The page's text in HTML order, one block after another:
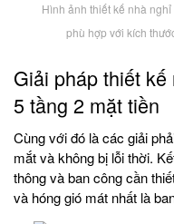
Hình ảnh thiết kế nhà
phù hợp với kích
Giải pháp thiết
5 tầng 2 mặt tiền
Cùng với đó là các giải
mắt và không bị lỗi thời.
thông và ban công cần
và hóng gió mát nhất là